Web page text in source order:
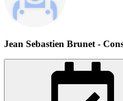
Jean Sebastien Brunet -